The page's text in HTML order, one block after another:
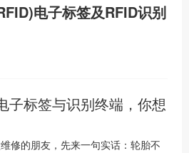
电子标签及RFID识别
子标签与识别终端，你想
修的朋友，先来一句实话：轮胎不